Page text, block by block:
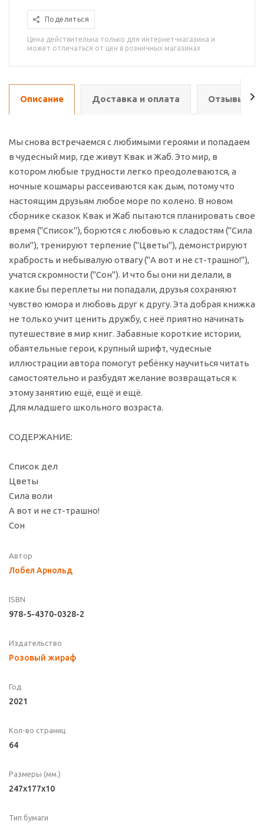
Поделиться
Цена действительна только для интернет-магазина и
может отличаться от цен в розничных магазинах
Описание Доставка и оплата Отзывы о
Мы снова встречаемся с любимыми героями и попадаем
в чудесный мир, где живут Квак и Жаб. Это мир, в
котором любые трудности легко преодолеваются, а
ночные кошмары рассеиваются как дым, потому что
настоящим друзьям любое море по колено. В новом
сборнике сказок Квак и Жаб пытаются планировать свое
время ("Список"), борются с любовью к сладостям ("Сила
воли"), тренируют терпение ("Цветы"), демонстрируют
храбрость и небывалую отвагу ("А вот и не ст-трашно!"),
учатся скромности ("Сон"). И что бы они ни делали, в
какие бы переплеты ни попадали, друзья сохраняют
чувство юмора и любовь друг к другу. Эта добрая книжка
не только учит ценить дружбу, с неё приятно начинать
путешествие в мир книг. Забавные короткие истории,
обаятельные герои, крупный шрифт, чудесные
иллюстрации автора помогут ребёнку научиться читать
самостоятельно и разбудят желание возвращаться к
этому занятию ещё, ещё и ещё.
Для младшего школьного возраста.
СОДЕРЖАНИЕ:
Список дел
Цветы
Сила воли
А вот и не ст-трашно!
Сон
Автор
Лобел Арнольд
ISBN
978-5-4370-0328-2
Издательство
Розовый жираф
Год
2021
Кол-во страниц
64
Размеры (мм.)
247x177x10
Тип бумаги